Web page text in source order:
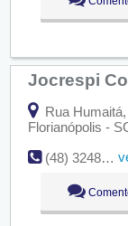
Jocrespi
Rua
Florianópolis -
(48) 3248-0007